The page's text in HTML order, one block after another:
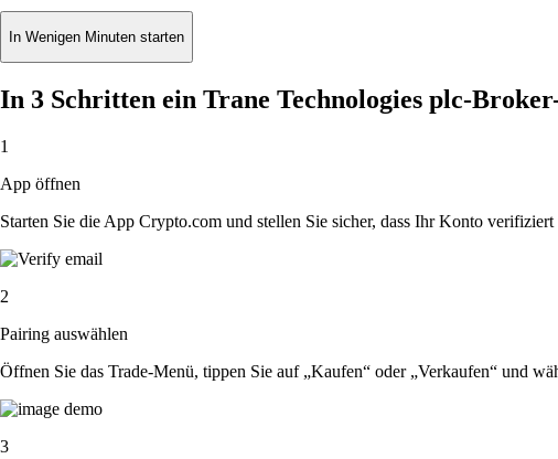
In Wenigen Minuten starten
In 3 Schritten ein Trane Technologies plc-
1
App öffnen
Starten Sie die App Crypto.com und stellen Sie sicher, dass Ihr Konto
2
Pairing auswählen
Öffnen Sie das Trade-Menü, tippen Sie auf „Kaufen“ oder „Verkaufen“ und
3